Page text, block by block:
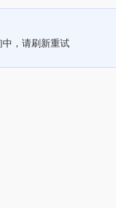
中，请刷新重试